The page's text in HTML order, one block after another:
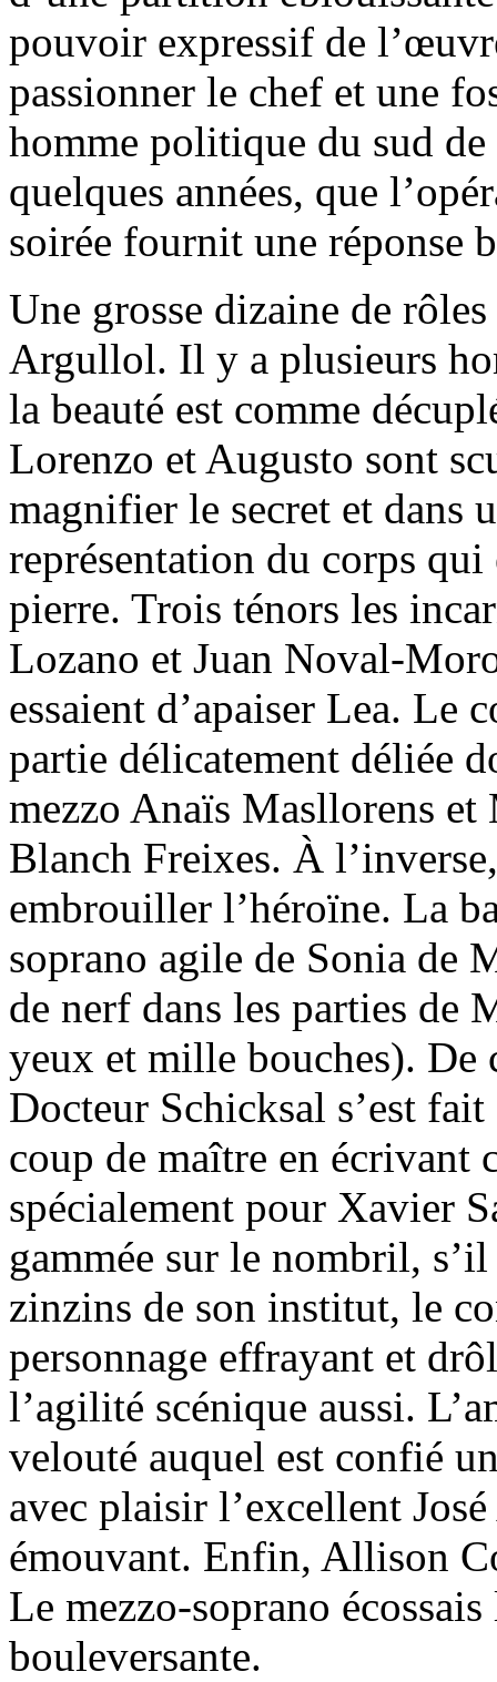
pouvoir expressif de
passionner le chef et une
homme politique du sud
quelques années, que
soirée fournit une réponse
Une grosse dizaine de
Argullol. Il y a plusieurs
la beauté est comme
Lorenzo et Augusto sont
magnifier le secret et dans
représentation du corps
pierre. Trois ténors les
Lozano et Juan Noval-
essaient d’apaiser Lea. Le
partie délicatement déliée
mezzo Anaïs Masllorens et
Blanch Freixes. À
embrouiller l’héroïne. La
soprano agile de Sonia de
de nerf dans les parties
yeux et mille bouches).
Docteur Schicksal s’est
coup de maître en écrivant
spécialement pour Xavier
gammée sur le nombril,
zinzins de son institut, le
personnage effrayant et
l’agilité scénique aussi.
velouté auquel est confié
avec plaisir l’excellent
émouvant. Enfin, Allison
Le mezzo-soprano
bouleversante.